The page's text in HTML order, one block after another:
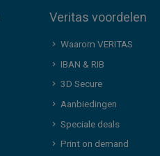
Veritas voordelen
Waarom VERITAS
IBAN & RIB
3D Secure
Aanbiedingen
Speciale deals
Print on demand